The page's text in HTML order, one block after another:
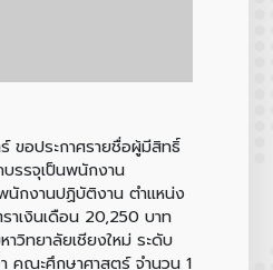
ประกาศรายชื่อผู้มีสิทธิ์
บรรจุเป็นพนักงาน
นักงานปฏิบัติงาน ตำแหน่ง
าเงินเดือน 20,250 บาท
วิทยาลัยเชียงใหม่ ระดับ
คณะศึกษาศาสตร์ จำนวน 1